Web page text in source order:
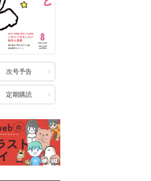
次号予告
定期購読